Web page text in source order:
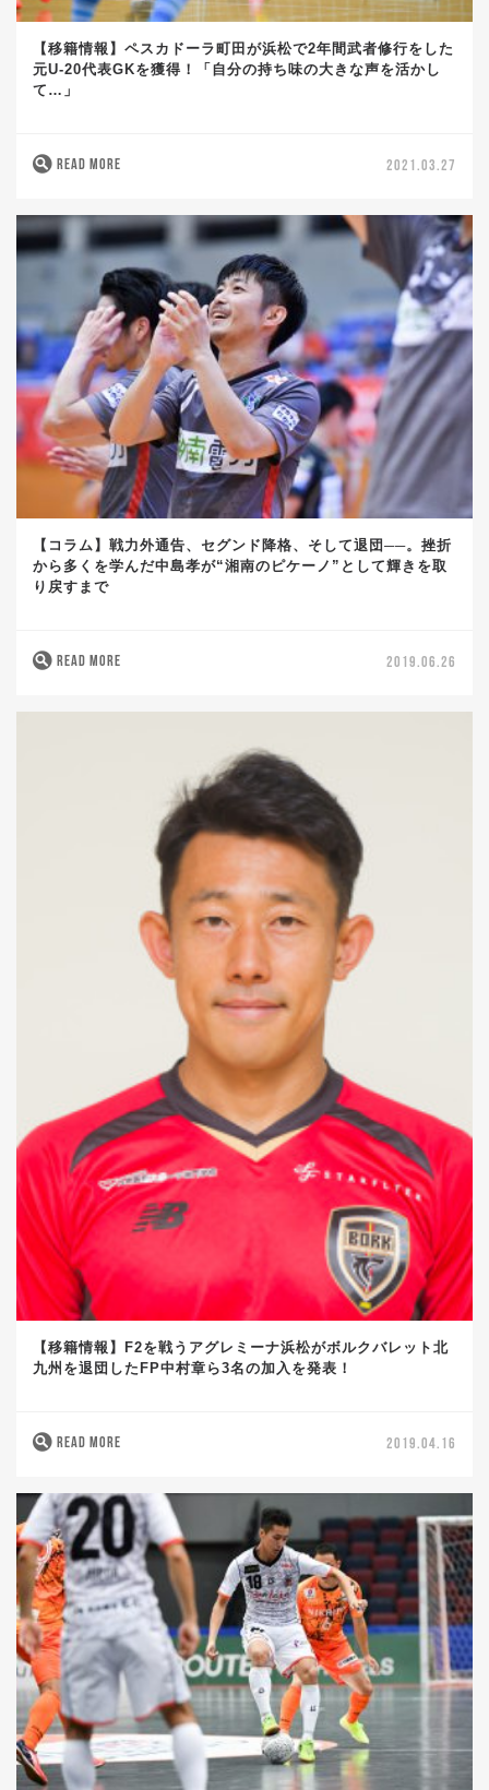
【移籍情報】ペスカドーラ町田が浜松で2年間武者修行をした
元U-20代表GKを獲得！「自分の持ち味の大きな声を活かし
て…」
READ MORE 2021.03.27
【コラム】戦力外通告、セグンド降格、そして退団──。挫折
から多くを学んだ中島孝が“湘南のピケーノ”として輝きを取
り戻すまで
READ MORE 2019.06.26
【移籍情報】F2を戦うアグレミーナ浜松がボルクバレット北
九州を退団したFP中村章ら3名の加入を発表！
READ MORE 2019.04.16